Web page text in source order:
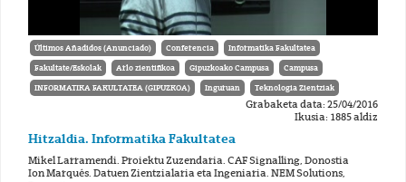
Últimos Añadidos (Anunciado) Conferencia Informatika Fakultatea
Fakultate/Eskolak Arlo zientifikoa Gipuzkoako Campusa Campusa
INFORMATIKA FAKULTATEA (GIPUZKOA) Inguruan Teknologia Zientziak
Grabaketa data: 25/04/2016
Ikusia: 1885 aldiz
Hitzaldia. Informatika Fakultatea
Mikel Larramendi. Proiektu Zuzendaria. CAF Signalling, Donostia
Ion Marqués. Datuen Zientzialaria eta Ingeniaria. NEM Solutions,